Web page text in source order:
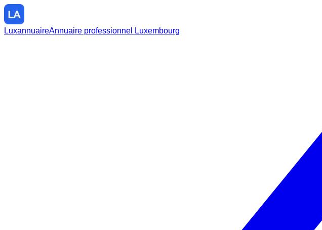
LuxannuaireAnnuaire professionnel Luxembourg